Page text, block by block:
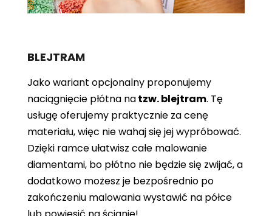
BLEJTRAM
Jako wariant opcjonalny proponujemy
naciągnięcie płótna natzw. blejtram. Tę
usługę oferujemy praktycznie za cenę
materiału, więc nie wahaj się jej wypróbować.
Dzięki ramce ułatwisz całe malowanie
diamentami, bo płótno nie będzie się zwijać, a
dodatkowo możesz je bezpośrednio po
zakończeniu malowania wystawić na półce